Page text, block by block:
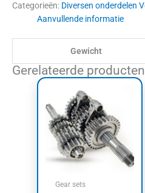
Categorieën: Diversen onderdelen
Aanvullende informatie
Gewicht
Gerelateerde producten
Gear sets